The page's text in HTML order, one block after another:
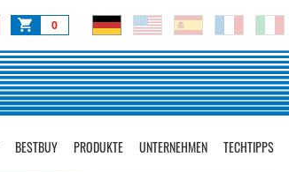
0
BESTBUY PRODUKTE UNTERNEHMEN TECHTIPPS